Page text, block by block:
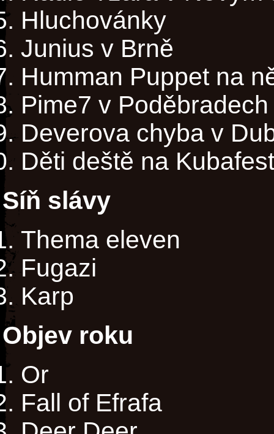
Hluchovánky
Junius v Brně
Humman Puppet na
Pime7 v Poděbradech
Deverova chyba v
Děti deště na
Síň slávy
Thema eleven
Fugazi
Karp
Objev roku
Or
Fall of Efrafa